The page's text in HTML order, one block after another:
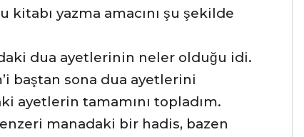
kitabı yazma amacını şu şekilde
dua ayetlerinin neler olduğu idi.
baştan sona dua ayetlerini
ayetlerin tamamını topladım.
manadaki bir hadis, bazen